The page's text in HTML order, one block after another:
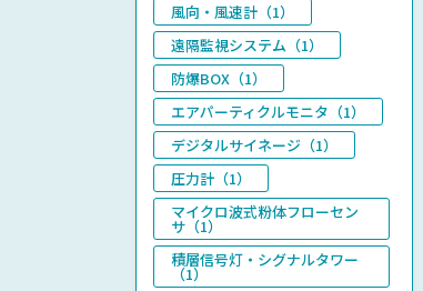
風向・風速計（1）
遠隔監視システム（1）
防爆BOX（1）
エアパーティクルモニタ（1）
デジタルサイネージ（1）
圧力計（1）
マイクロ波式粉体フローセン
サ（1）
積層信号灯・シグナルタワー
（1）